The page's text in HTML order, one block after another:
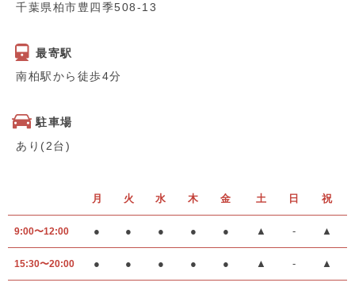
千葉県柏市豊四季508-13
最寄駅
南柏駅から徒歩4分
駐車場
あり(2台)
月 火 水 木 金 土 日 祝
9:00〜12:00 ● ● ● ● ● ▲ - ▲
15:30〜20:00 ● ● ● ● ● ▲ - ▲